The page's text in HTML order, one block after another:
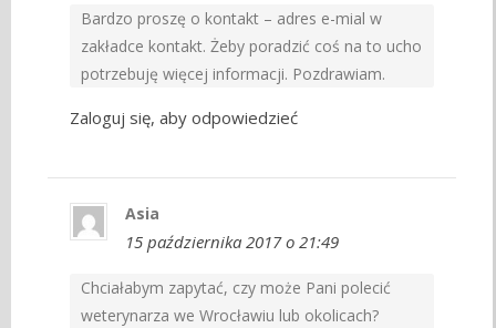
Bardzo proszę o kontakt – adres e-mial w
zakładce kontakt. Żeby poradzić coś na to ucho
potrzebuję więcej informacji. Pozdrawiam.
Zaloguj się, aby odpowiedzieć
Asia
15 października 2017 o 21:49
Chciałabym zapytać, czy może Pani polecić
weterynarza we Wrocławiu lub okolicach?